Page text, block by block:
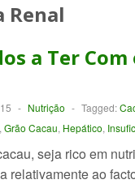
Renal
a Ter
- Nutrição - Tagged:
, Grão Cacau, Hepático,
seja rico em
relativamente ao